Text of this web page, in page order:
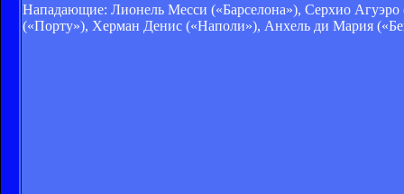
Нападающие: Лионель Месси («Барселона»), Серхио
(«Порту»), Херман Денис («Наполи»), Анхель ди Мария